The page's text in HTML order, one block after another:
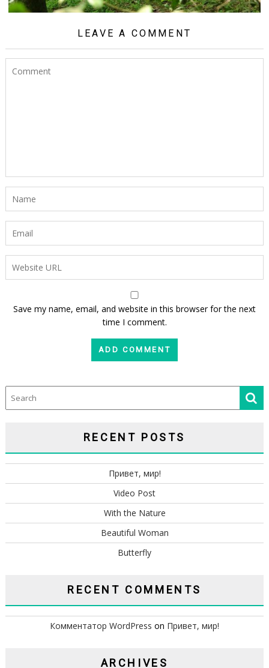
LEAVE A COMMENT
Save my name, email, and website in this browser for the next
time I comment.
RECENT POSTS
Привет, мир!
Video Post
With the Nature
Beautiful Woman
Butterfly
RECENT COMMENTS
Комментатор WordPress on Привет, мир!
ARCHIVES